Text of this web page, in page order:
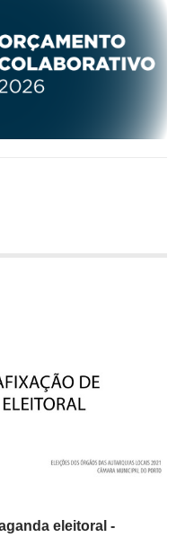
eleitoral -